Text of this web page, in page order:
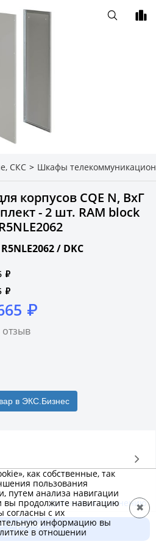
СКС > Шкафы
корпусов CQE N, ВхГ
- 2 шт. RAM block
R5NLE2062 / DKC
₽
₽
₽
отзыв
в ЭКС.Бизнес
Добавить к сравнению
корзину
16 665 ₽
как собственные, так
пользования
путем анализа навигации
вы продолжите навигацию
согласны с их
информацию вы
в отношении
✖